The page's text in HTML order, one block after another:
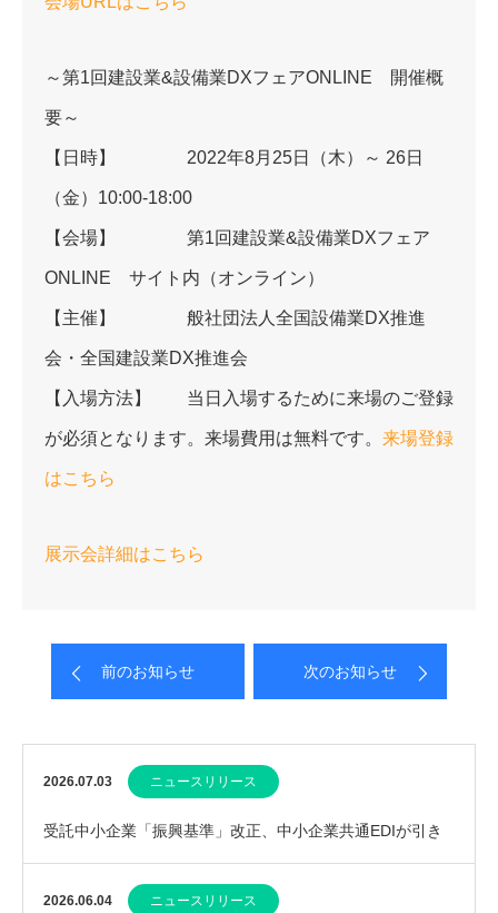
～第1回建設業&設備業DXフェアONLINE 開催概
要～
【日時】 2022年8月25日（木）～ 26日
（金）10:00-18:00
【会場】 第1回建設業&設備業DXフェア
ONLINE サイト内（オンライン）
【主催】 般社団法人全国設備業DX推進
会・全国建設業DX推進会
【入場方法】 当日入場するために来場のご登録
が必須となります。来場費用は無料です。 来場登録
はこちら
展示会詳細はこちら
前のお知らせ 次のお知らせ
2026.07.03 ニュースリリース
受託中小企業「振興基準」改正、中小企業共通EDIが引き
続き推奨されました
2026.06.04 ニュースリリース